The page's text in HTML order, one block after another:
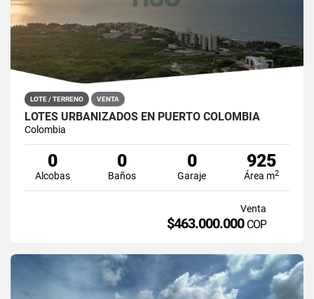
LOTE / TERRENO VENTA
LOTES URBANIZADOS EN PUERTO COLOMBIA
Colombia
0
Alcobas
0
Baños
0
Garaje
925
Área m2
Venta
$463.000.000 COP